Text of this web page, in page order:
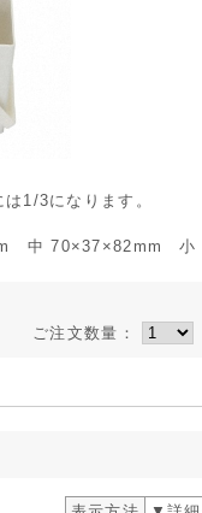
1/3になります。
中 70×37×82mm 小
ご注文数量：